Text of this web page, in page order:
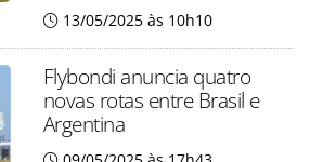
13/05/2025 às 10h10
Flybondi anuncia quatro
novas rotas entre Brasil e
Argentina